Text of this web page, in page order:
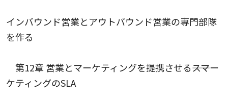
インバウンド営業とアウトバウンド営業の専門部隊
を作る
第12章 営業とマーケティングを提携させる――スマー
ケティングのSLA